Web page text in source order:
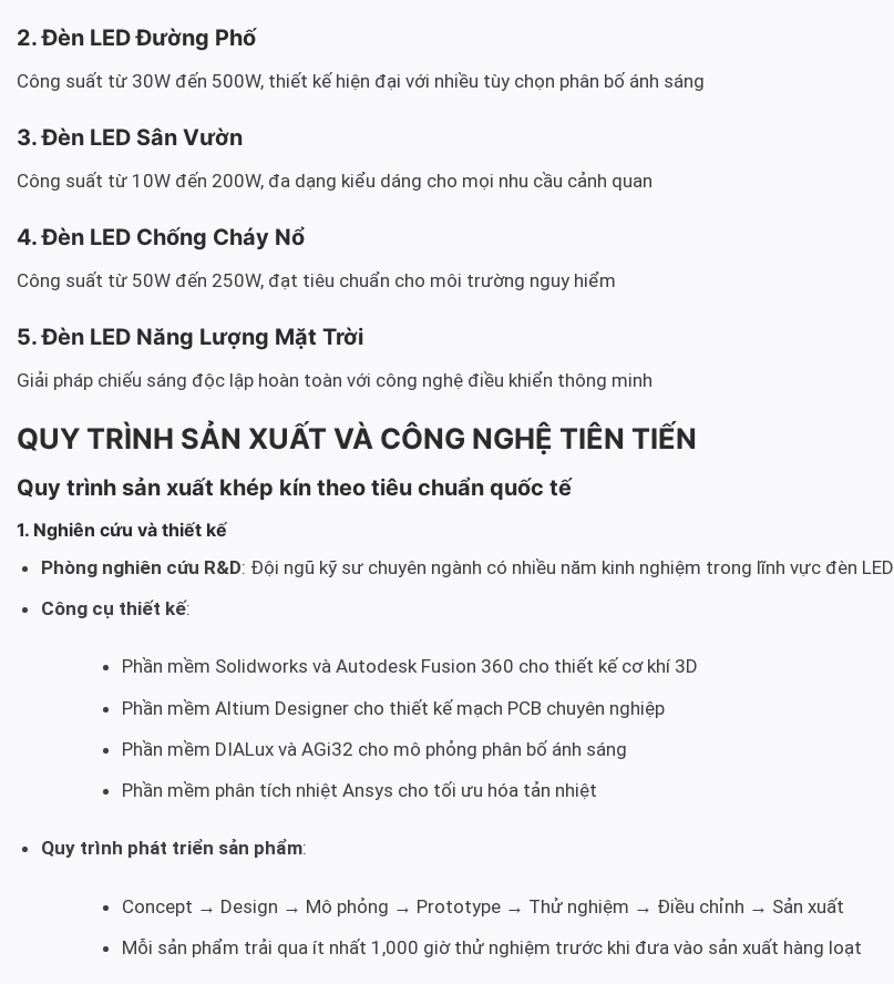
2. Đèn LED Đường Phố
Công suất từ 30W đến 500W, thiết kế hiện đại với nhiều tùy chọn phân bố ánh sáng
3. Đèn LED Sân Vườn
Công suất từ 10W đến 200W, đa dạng kiểu dáng cho mọi nhu cầu cảnh quan
4. Đèn LED Chống Cháy Nổ
Công suất từ 50W đến 250W, đạt tiêu chuẩn cho môi trường nguy hiểm
5. Đèn LED Năng Lượng Mặt Trời
Giải pháp chiếu sáng độc lập hoàn toàn với công nghệ điều khiển thông minh
QUY TRÌNH SẢN XUẤT VÀ CÔNG NGHỆ TIÊN TIẾN
Quy trình sản xuất khép kín theo tiêu chuẩn quốc tế
1. Nghiên cứu và thiết kế
Phòng nghiên cứu R&D: Đội ngũ kỹ sư chuyên ngành có nhiều năm kinh nghiệm trong lĩnh vực đèn LED
Công cụ thiết kế:
Phần mềm Solidworks và Autodesk Fusion 360 cho thiết kế cơ khí 3D
Phần mềm Altium Designer cho thiết kế mạch PCB chuyên nghiệp
Phần mềm DIALux và AGi32 cho mô phỏng phân bố ánh sáng
Phần mềm phân tích nhiệt Ansys cho tối ưu hóa tản nhiệt
Quy trình phát triển sản phẩm:
Concept → Design → Mô phỏng → Prototype → Thử nghiệm → Điều chỉnh → Sản xuất
Mỗi sản phẩm trải qua ít nhất 1,000 giờ thử nghiệm trước khi đưa vào sản xuất hàng loạt